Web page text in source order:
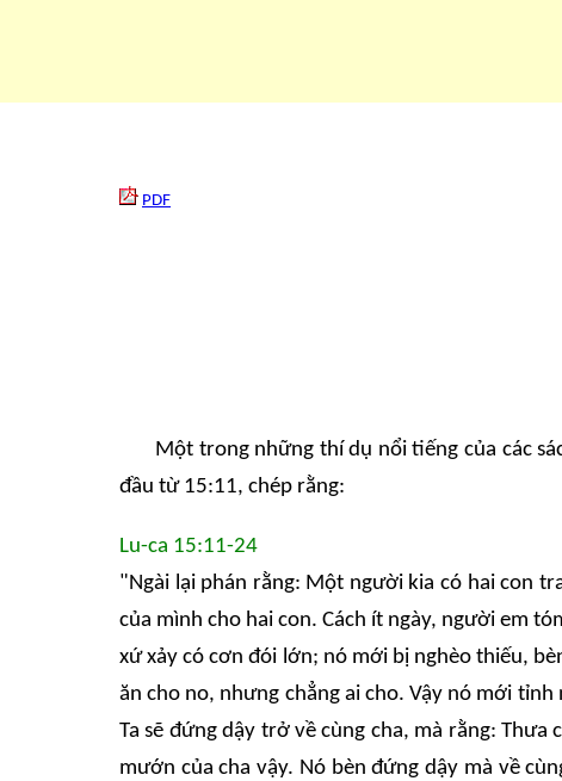
PDF
Một trong những thí dụ nổi tiếng của các
đầu từ 15:11, chép rằng:
Lu-ca 15:11-24
"Ngài lại phán rằng: Một người kia có hai con
của mình cho hai con. Cách ít ngày, người em
xứ xảy có cơn đói lớn; nó mới bị nghèo thiếu,
ăn cho no, nhưng chẳng ai cho. Vậy nó mới
Ta sẽ đứng dậy trở về cùng cha, mà rằng:
mướn của cha vậy. Nó bèn đứng dậy mà về